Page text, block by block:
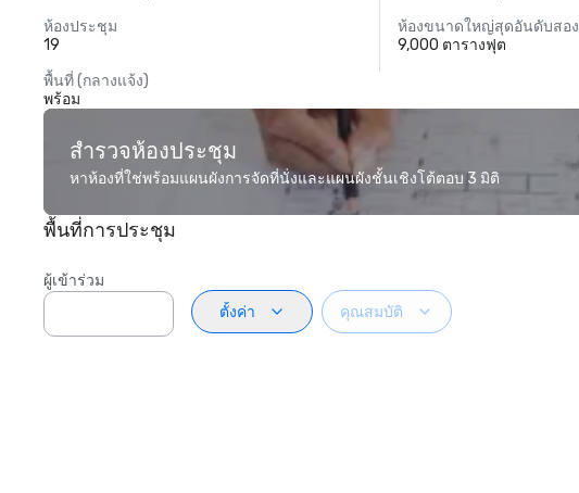
ห้องประชุม
19
ห้องขนาดใหญ่สุดอันดับสอง
9,000 ตารางฟุต
พื้นที่ (กลางแจ้ง)
พร้อม
สำรวจห้องประชุม
หาห้องที่ใช่พร้อมแผนผังการจัดที่นั่งและแผนผังชั้นเชิงโต้ตอบ 3 มิติ
พื้นที่การประชุม
ผู้เข้าร่วม
ตั้งค่า
คุณสมบัติ